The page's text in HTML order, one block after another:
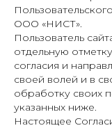
ООО «НИСТ».
Пользователь
отдельную
согласия и
своей волей и в
обработку своих
указанных ниже.
Настоящее